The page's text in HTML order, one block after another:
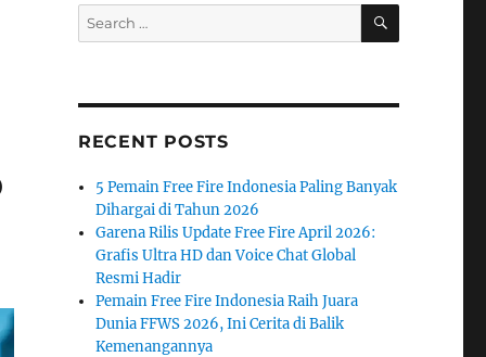
Search
for:
SEARCH
RECENT POSTS
5 Pemain Free Fire Indonesia Paling Banyak
Dihargai di Tahun 2026
Garena Rilis Update Free Fire April 2026:
Grafis Ultra HD dan Voice Chat Global
Resmi Hadir
Pemain Free Fire Indonesia Raih Juara
Dunia FFWS 2026, Ini Cerita di Balik
Kemenangannya